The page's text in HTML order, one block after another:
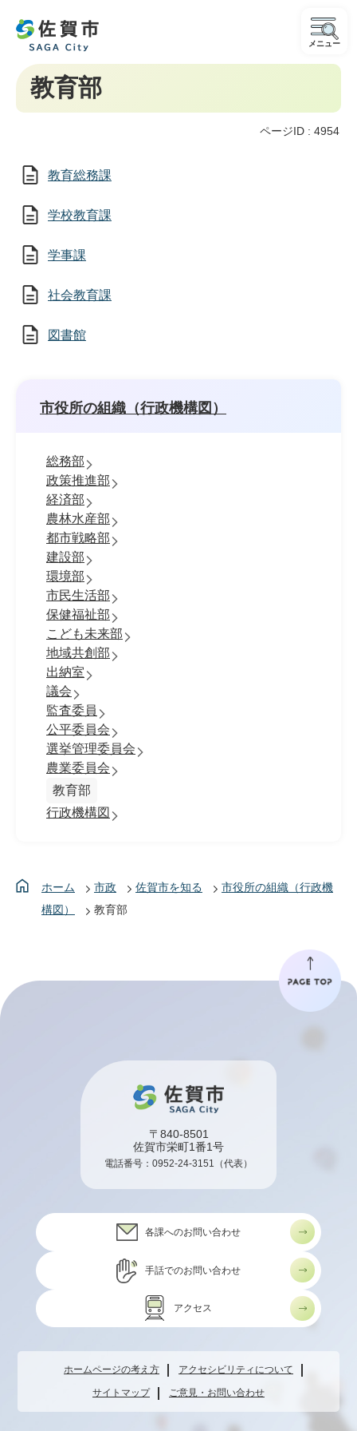
メニュー
教育部
ページID : 4954
教育総務課
学校教育課
学事課
社会教育課
図書館
市役所の組織（行政機構図）
総務部
政策推進部
経済部
農林水産部
都市戦略部
建設部
環境部
市民生活部
保健福祉部
こども未来部
地域共創部
出納室
議会
監査委員
公平委員会
選挙管理委員会
農業委員会
教育部
行政機構図
ホーム 市政 佐賀市を知る
市役所の組織（行政機
構図）
教育部
〒840-8501
佐賀市栄町1番1号
電話番号： 0952-24-3151 （代表）
各課へのお問い合わせ
手話でのお問い合わせ
アクセス
ホームページの考え方 アクセシビリティについて
サイトマップ ご意見・お問い合わせ